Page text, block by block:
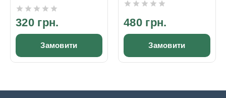
320 грн.
Замовити
480 грн.
Замовити